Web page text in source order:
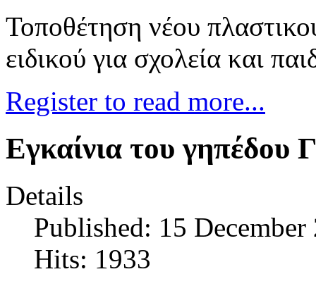
Τοποθέτηση νέου
ειδικού για σχολεία και
Register to read more...
Εγκαίνια του γηπέδου
Details
Published: 15 December
Hits: 1933